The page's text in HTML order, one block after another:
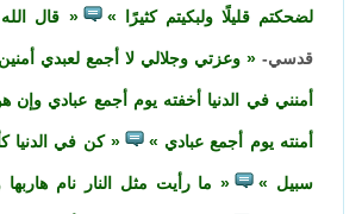
لضحكتم قليلًا ولبكيتم كثيرًا قال
قدسي- وعزتي وجلالي لا أجمع لعبدي
أمنني في الدنيا أخفته يوم أجمع عبادي وإن
أمنته يوم أجمع عبادي كن في الدنيا
سبيل ما رأيت مثل النار نام هاربها